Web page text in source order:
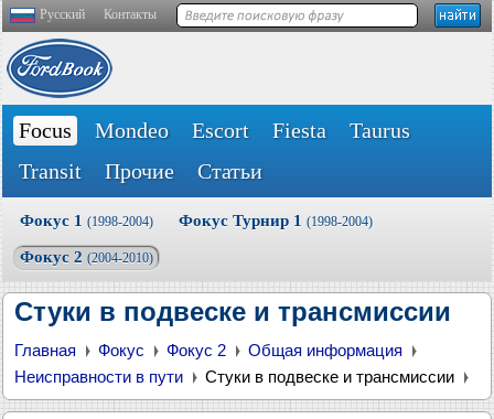
Русский Контакты
Focus Mondeo Escort Fiesta
Taurus
Transit
Прочие Статьи
Фокус 1 (1998-2004) Фокус Турнир 1 (1998-2004)
Фокус 2 (2004-2010)
Стуки в подвеске и трансмиссии
Главная Фокус Фокус 2
Общая информация
Неисправности в пути
Стуки в подвеске и трансмиссии